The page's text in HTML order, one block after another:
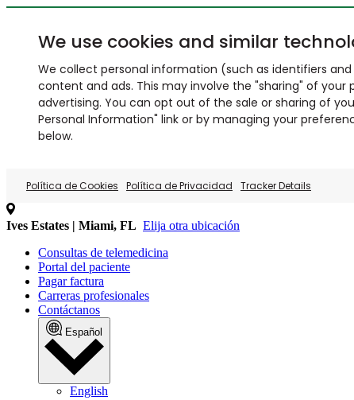
We use cookies and similar
We collect personal information (such as identifiers
content and ads. This may involve the "sharing" of
advertising. You can opt out of the sale or sharing of
Personal Information" link or by managing your
below.
Política de Cookies Política de Privacidad Tracker Details
Ives Estates | Miami, FL Elija otra ubicación
Consultas de telemedicina
Portal del paciente
Pagar factura
Carreras profesionales
Contáctanos
Español
English